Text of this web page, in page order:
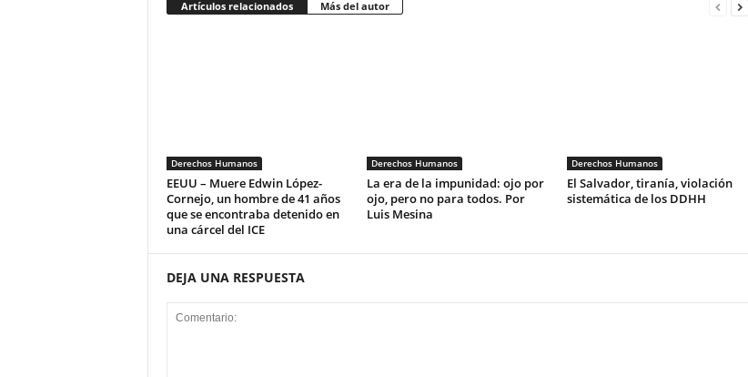
Artículos relacionados Más del autor
Derechos Humanos
EEUU – Muere Edwin López-
Cornejo, un hombre de 41 años
que se encontraba detenido en
una cárcel del ICE
Derechos Humanos
La era de la impunidad: ojo por
ojo, pero no para todos. Por
Luis Mesina
Derechos Humanos
El Salvador, tiranía, violación
sistemática de los DDHH
DEJA UNA RESPUESTA